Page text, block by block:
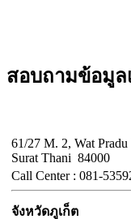
สอบถามข้อมูล
61/27 M. 2, Wat
Surat Thani 84000
Call Center : 081-
จังหวัดภูเก็ต